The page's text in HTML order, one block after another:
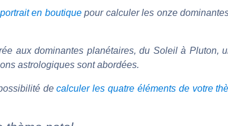
portrait en boutiquepour calculer les onze
aux dominantes planétaires, du Soleil à Pluton,
astrologiques sont abordées.
decalculer les quatre éléments de votre